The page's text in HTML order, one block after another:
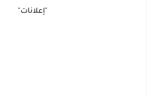
"إعلانات"